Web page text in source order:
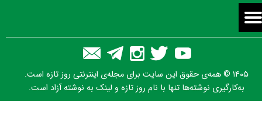
۱۴۰۵ © همه‌ی حقوق این سایت برای مجله‌ی اینترنتی روز تازه است.
به‌کارگیری نوشته‌ها تنها با نام روز تازه و لینک به نوشته آزاد است.